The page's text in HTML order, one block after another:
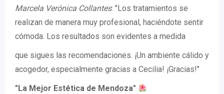
Marcela Verónica Collantes: "Los tratamientos se
realizan de manera muy profesional, haciéndote sentir
cómoda. Los resultados son evidentes a medida
que sigues las recomendaciones. ¡Un ambiente cálido y
acogedor, especialmente gracias a Cecilia! ¡Gracias!"
"La Mejor Estética de Mendoza"